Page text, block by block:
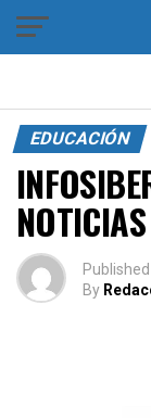
EDUCACIÓN
NOTICIAS
Published
By